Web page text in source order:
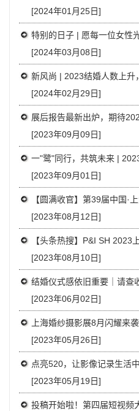
[2024年01月25日]
特别的日子 | 愿每一位女性
[2024年03月08日]
新风尚 | 2023结婚人数上升
[2024年02月29日]
展后报告最新出炉，期待
[2023年09月09日]
[2023年09月01日]
[2023年08月12日]
【头条热搜】P&I SH 2023
[2023年08月10日]
结婚仪式感依旧重要｜请查
[2023年06月02日]
上海婚纱摄影展8月闪耀来
[2023年05月26日]
点亮520，让影像记录生活
[2023年05月19日]
投稿开始啦！第四届短视频